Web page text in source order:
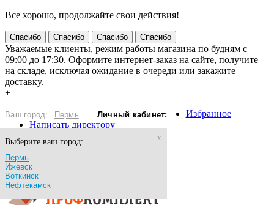
Все хорошо, продолжайте свои действия!
Спасибо Спасибо Спасибо Спасибо
Уважаемые клиенты, режим работы магазина по будням с
09:00 до 17:30. Оформите интернет-заказ на сайте, получите
на складе, исключая ожидание в очереди или закажите
доставку.
+
Ваш город: Пермь
Выберите ваш город: x
Пермь
Ижевск
Воткинск
Нефтекамск
Личный кабинет:
Избранное
Написать директору
Войти
Зарегистрироваться